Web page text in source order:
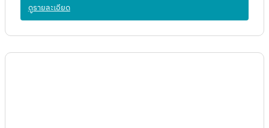
ดูรายละเอียด